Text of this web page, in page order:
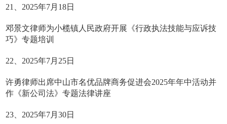
21、2025年7月18日
邓景文律师为小榄镇人民政府开展《行政执法技能与应诉技
巧》专题培训
22、2025年7月25日
许勇律师出席中山市名优品牌商务促进会2025年年中活动并
作《新公司法》专题法律讲座
23、2025年7月30日